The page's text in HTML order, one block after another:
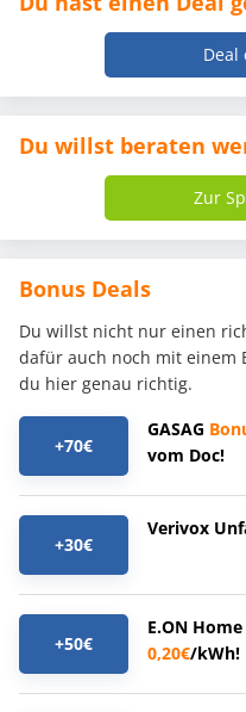
Deal
Du willst beraten
Zur
Bonus Deals
Du willst nicht nur einen
dafür auch noch mit einem
du hier genau richtig.
+70€
GASAG
vom Doc!
+30€
Verivox
+50€
E.ON
0,20€/kWh!